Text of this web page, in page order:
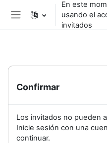
Saltar al contenido principal
Pánel lateral
En este
usando el
invitados
Confirmar
Los invitados no pueden
Inicie sesión con una
continuar.